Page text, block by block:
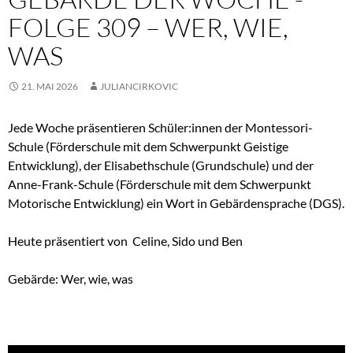
FOLGE 309 – WER, WIE,
WAS
21. MAI 2026 JULIANCIRKOVIC
Jede Woche präsentieren Schüler:innen der Montessori-
Schule (Förderschule mit dem Schwerpunkt Geistige
Entwicklung), der Elisabethschule (Grundschule) und der
Anne-Frank-Schule (Förderschule mit dem Schwerpunkt
Motorische Entwicklung) ein Wort in Gebärdensprache (DGS).
Heute präsentiert von Celine, Sido und Ben
Gebärde: Wer, wie, was